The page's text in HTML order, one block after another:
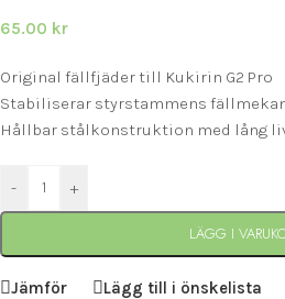
65.00 kr
Original fällfjäder till Kukirin G2 Pro
Stabiliserar styrstammens
Hållbar stålkonstruktion med lång
- +
LÄGG I
Jämför Lägg till i önskelista